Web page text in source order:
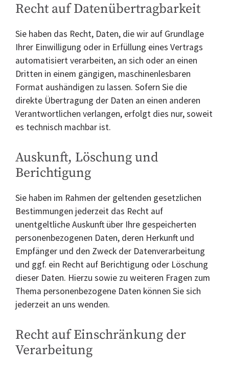
Recht auf Daten­übertrag­barkeit
Sie haben das Recht, Daten, die wir auf Grundlage
Ihrer Einwilligung oder in Erfüllung eines Vertrags
automatisiert verarbeiten, an sich oder an einen
Dritten in einem gängigen, maschinenlesbaren
Format aushändigen zu lassen. Sofern Sie die
direkte Übertragung der Daten an einen anderen
Verantwortlichen verlangen, erfolgt dies nur, soweit
es technisch machbar ist.
Auskunft, Löschung und
Berichtigung
Sie haben im Rahmen der geltenden gesetzlichen
Bestimmungen jederzeit das Recht auf
unentgeltliche Auskunft über Ihre gespeicherten
personenbezogenen Daten, deren Herkunft und
Empfänger und den Zweck der Datenverarbeitung
und ggf. ein Recht auf Berichtigung oder Löschung
dieser Daten. Hierzu sowie zu weiteren Fragen zum
Thema personenbezogene Daten können Sie sich
jederzeit an uns wenden.
Recht auf Einschränkung der
Verarbeitung